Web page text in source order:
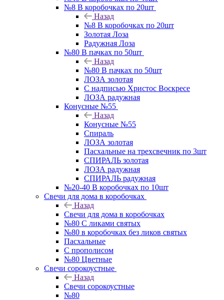
№8 В коробочках по 20шт
Назад
№8 В коробочках по 20шт
Золотая Лоза
Радужная Лоза
№80 В пачках по 50шт
Назад
№80 В пачках по 50шт
ЛОЗА золотая
С надписью Христос Воскресе
ЛОЗА радужная
Конусные №55
Назад
Конусные №55
Спираль
ЛОЗА золотая
Пасхальные на трехсвечник по 3шт
СПИРАЛЬ золотая
ЛОЗА радужная
СПИРАЛЬ радужная
№20-40 В коробочках по 10шт
Свечи для дома в коробочках
Назад
Свечи для дома в коробочках
№80 С ликами святых
№80 в коробочках без ликов святых
Пасхальные
С прополисом
№80 Цветные
Свечи сорокоустные
Назад
Свечи сорокоустные
№80